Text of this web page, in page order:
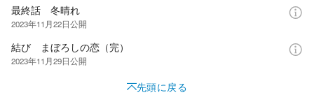
最終話 冬晴れ
2023年11月22日公開
結び まぼろしの恋（完）
2023年11月29日公開
先頭に戻る